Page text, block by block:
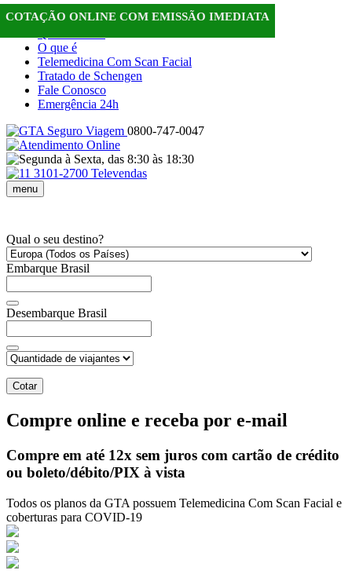
Home
O que é
Telemedicina Com Scan Facial
Tratado de Schengen
Fale Conosco
Emergência 24h
0800-747-0047
menu
COTAÇÃO ONLINE COM EMISSÃO IMEDIATA
Qual o seu destino?
Embarque Brasil
Desembarque Brasil
Cotar
Compre online e receba por e-mail
Compre em até 12x sem juros com cartão de crédito
ou boleto/débito/PIX à vista
Todos os planos da GTA possuem Telemedicina Com Scan Facial e
coberturas para COVID-19